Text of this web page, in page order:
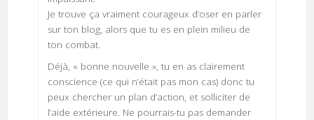
Je trouve ça vraiment courageux d’oser en parler
sur ton blog, alors que tu es en plein milieu de
ton combat.
Déjà, « bonne nouvelle », tu en as clairement
conscience (ce qui n’était pas mon cas) donc tu
peux chercher un plan d’action, et solliciter de
l’aide extérieure. Ne pourrais-tu pas demander